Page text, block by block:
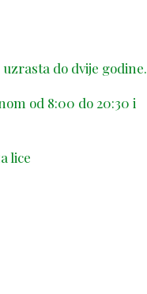
do dvije godine.
od 8:00 do 20:30 i
lice